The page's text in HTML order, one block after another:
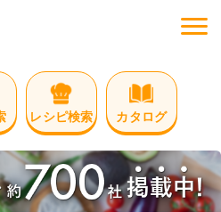
レシピ検索 カタログ